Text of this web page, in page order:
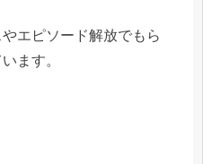
エピソード解放でもら
ます。